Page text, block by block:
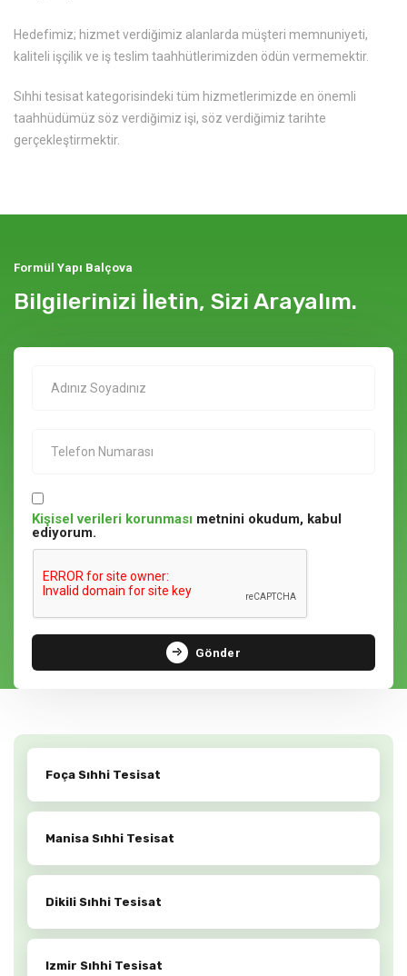
Hedefimiz; hizmet verdiğimiz alanlarda müşteri memnuniyeti,
kaliteli işçilik ve iş teslim taahhütlerimizden ödün vermemektir.
Sıhhi tesisat kategorisindeki tüm hizmetlerimizde en önemli
taahhüdümüz söz verdiğimiz işi, söz verdiğimiz tarihte
gerçekleştirmektir.
Formül Yapı Balçova
Bilgilerinizi İletin, Sizi Arayalım.
Kişisel verileri korunması metnini okudum, kabul
ediyorum.
Gönder
Foça Sıhhi Tesisat
Manisa Sıhhi Tesisat
Dikili Sıhhi Tesisat
Izmir Sıhhi Tesisat